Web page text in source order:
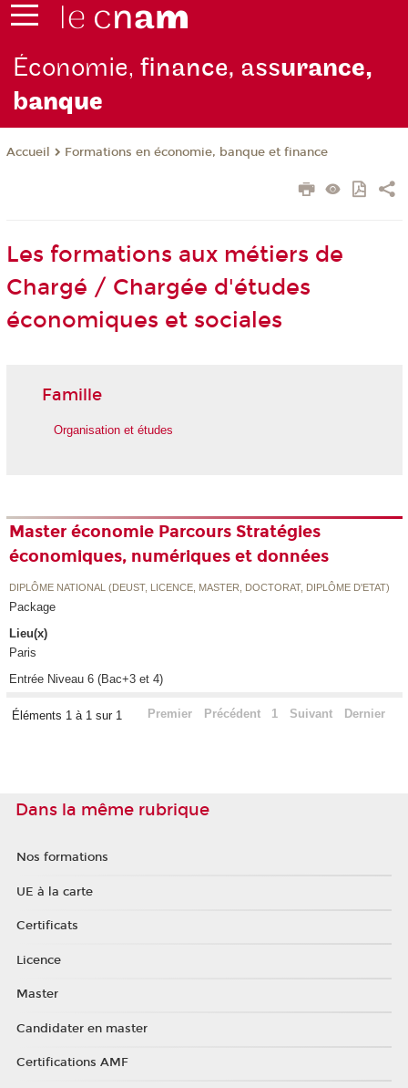
Économie,finance, assurance,
banque
Accueil Formations en économie, banque et finance
Les formations aux métiers de
Chargé / Chargée d'études
économiques et sociales
Famille
Organisation et études
Master économie Parcours Stratégies
économiques, numériques et données
DIPLÔME NATIONAL (DEUST, LICENCE, MASTER, DOCTORAT, DIPLÔME D'ETAT)
Package
Lieu(x)
Paris
Entrée Niveau 6 (Bac+3 et 4)
Éléments 1 à 1 sur 1 Premier Précédent 1 Suivant Dernier
Dans la même rubrique
Nos formations
UE à la carte
Certificats
Licence
Master
Candidater en master
Certifications AMF